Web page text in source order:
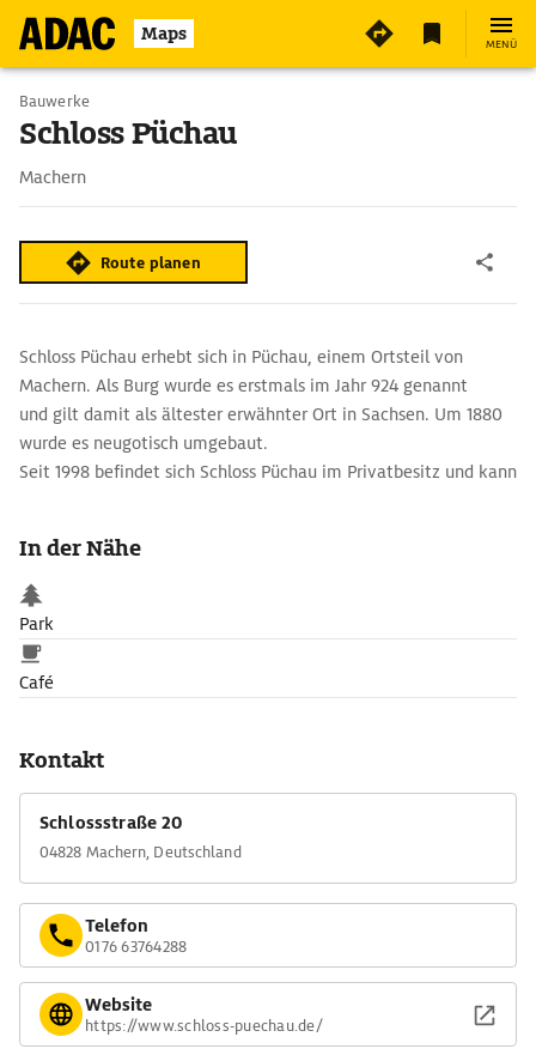
Maps MENÜ
Bauwerke
Schloss Püchau
Machern
Route planen
Schloss Püchau erhebt sich in Püchau, einem Ortsteil von
Machern. Als Burg wurde es erstmals im Jahr 924 genannt
und gilt damit als ältester erwähnter Ort in Sachsen. Um 1880
wurde es neugotisch umgebaut.
Seit 1998 befindet sich Schloss Püchau im Privatbesitz und kann
und Ausstellungsort.
In der Nähe
Park
Café
Kontakt
Schlossstraße 20
04828 Machern, Deutschland
Telefon
0176 63764288
Website
https://www.schloss-puechau.de/